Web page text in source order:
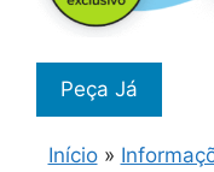
Peça Já
Início»